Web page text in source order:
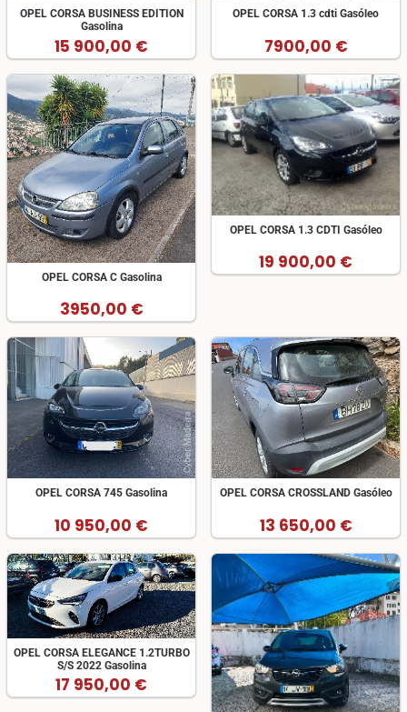
OPEL CORSA BUSINESS EDITION
Gasolina
15 900,00 €
OPEL CORSA 1.3 cdti Gasóleo
7900,00 €
OPEL CORSA C Gasolina
3950,00 €
OPEL CORSA 1.3 CDTI Gasóleo
19 900,00 €
OPEL CORSA 745 Gasolina
10 950,00 €
OPEL CORSA CROSSLAND Gasóleo
13 650,00 €
OPEL CORSA ELEGANCE 1.2TURBO
S/S 2022 Gasolina
17 950,00 €